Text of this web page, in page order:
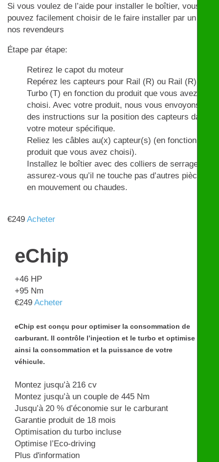
Si vous voulez de l’aide pour installer le boîtier, vous
pouvez facilement choisir de le faire installer par un de
nos revendeurs
Étape par étape:
Retirez le capot du moteur
Repérez les capteurs pour Rail (R) ou Rail (R) et
Turbo (T) en fonction du produit que vous avez
choisi. Avec votre produit, nous vous envoyons
des instructions sur la position des capteurs dans
votre moteur spécifique.
Reliez les câbles au(x) capteur(s) (en fonction du
produit que vous avez choisi).
Installez le boîtier avec des colliers de serrage et
assurez-vous qu’il ne touche pas d’autres pièces
en mouvement ou chaudes.
€249 Acheter
eChip
+46 HP
+95 Nm
€249 Acheter
eChip est conçu pour optimiser la consommation de
carburant. Il contrôle l’injection et le turbo et optimise
ainsi la consommation et la puissance de votre
véhicule.
Montez jusqu’à 216 cv
Montez jusqu’à un couple de 445 Nm
Jusqu’à 20 % d’économie sur le carburant
Garantie produit de 18 mois
Optimisation du turbo incluse
Optimise l’Eco-driving
Plus d'information